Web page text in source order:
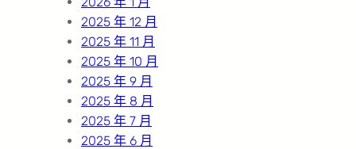
2025 年 12 月
2025 年 11 月
2025 年 10 月
2025 年 9 月
2025 年 8 月
2025 年 7 月
2025 年 6 月